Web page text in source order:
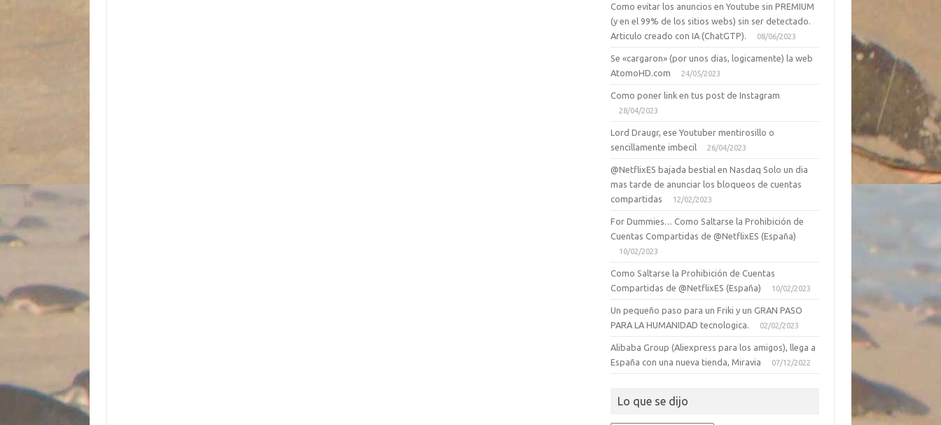
Como evitar los anuncios en Youtube sin PREMIUM
(y en el 99% de los sitios webs) sin ser detectado.
Articulo creado con IA (ChatGTP).
08/06/2023
Se «cargaron» (por unos dias, logicamente) la web
AtomoHD.com
24/05/2023
Como poner link en tus post de Instagram
28/04/2023
Lord Draugr, ese Youtuber mentirosillo o
sencillamente imbecil
26/04/2023
@NetflixES bajada bestial en Nasdaq Solo un dia
mas tarde de anunciar los bloqueos de cuentas
compartidas
12/02/2023
For Dummies… Como Saltarse la Prohibición de
Cuentas Compartidas de @NetflixES (España)
10/02/2023
Como Saltarse la Prohibición de Cuentas
Compartidas de @NetflixES (España)
10/02/2023
Un pequeño paso para un Friki y un GRAN PASO
PARA LA HUMANIDAD tecnologica.
02/02/2023
Alibaba Group (Aliexpress para los amigos), llega a
España con una nueva tienda, Miravia
07/12/2022
Lo que se dijo